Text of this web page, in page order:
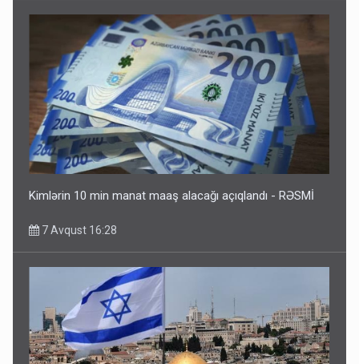
Kimlərin 10 min manat maaş alacağı açıqlandı - RƏSMİ
7 Avqust 16:28